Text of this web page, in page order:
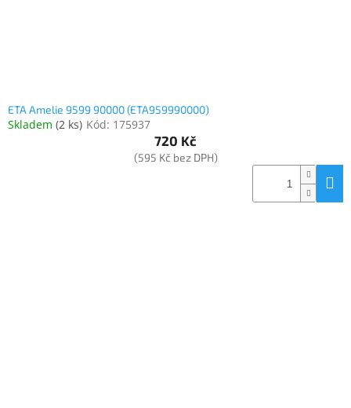
ETA Amelie 9599 90000 (ETA959990000)
Skladem (2 ks) Kód: 175937
720 Kč
(595 Kč bez DPH)